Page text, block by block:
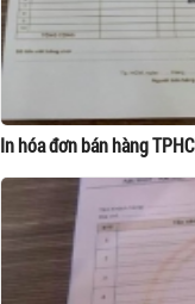
In hóa đơn bán hàng